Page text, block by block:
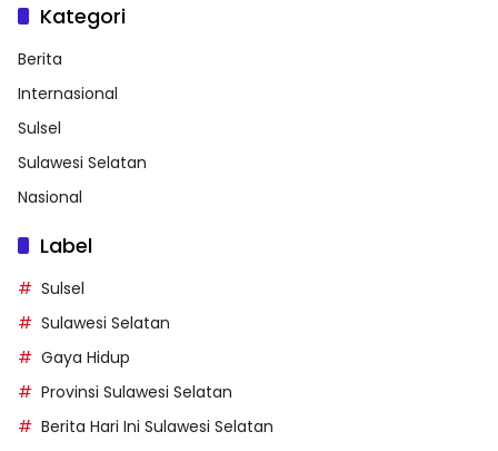
Kategori
Berita
Internasional
Sulsel
Sulawesi Selatan
Nasional
Label
Sulsel
Sulawesi Selatan
Gaya Hidup
Provinsi Sulawesi Selatan
Berita Hari Ini Sulawesi Selatan